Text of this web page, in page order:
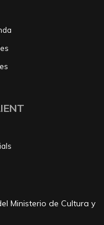
Ministerio de Cultura y